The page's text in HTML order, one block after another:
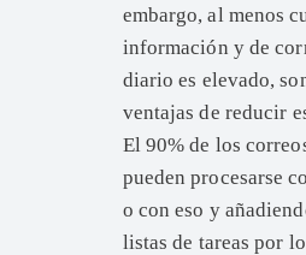
embargo, al menos
información y de
diario es elevado,
ventajas de reducir
El 90% de los
pueden procesarse
o con eso y
listas de tareas por